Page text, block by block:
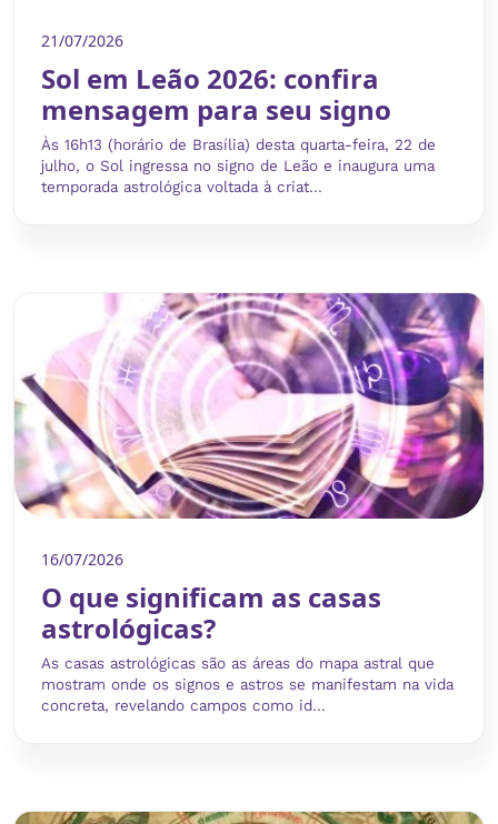
21/07/2026
Sol em Leão 2026: confira
mensagem para seu signo
Às 16h13 (horário de Brasília) desta quarta-feira, 22 de
julho, o Sol ingressa no signo de Leão e inaugura uma
temporada astrológica voltada à criat...
16/07/2026
O que significam as casas
astrológicas?
As casas astrológicas são as áreas do mapa astral que
mostram onde os signos e astros se manifestam na vida
concreta, revelando campos como id...